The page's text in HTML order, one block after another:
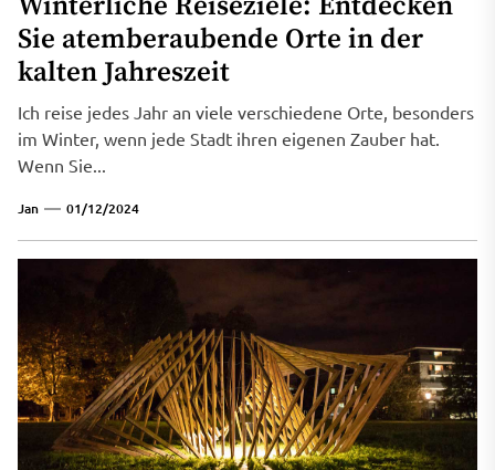
Sie atemberaubende Orte in der
kalten Jahreszeit
Ich reise jedes Jahr an viele verschiedene Orte, besonders
im Winter, wenn jede Stadt ihren eigenen Zauber hat.
Wenn Sie...
Jan 01/12/2024